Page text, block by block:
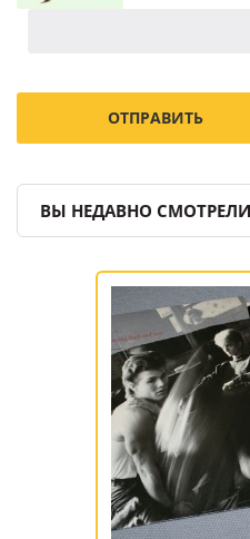
ВЫ НЕДАВНО СМОТРЕЛИ